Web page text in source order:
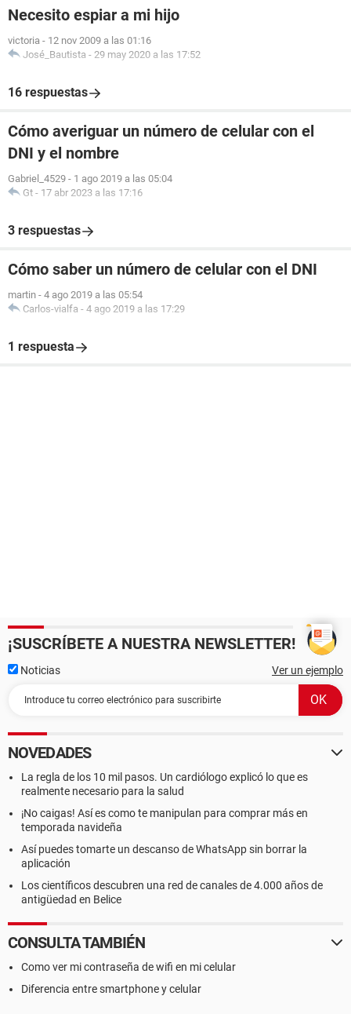
Necesito espiar a mi hijo
victoria - 12 nov 2009 a las 01:16
José_Bautista - 29 may 2020 a las 17:52
16 respuestas
Cómo averiguar un número de celular con el
DNI y el nombre
Gabriel_4529 - 1 ago 2019 a las 05:04
Gt - 17 abr 2023 a las 17:16
3 respuestas
Cómo saber un número de celular con el DNI
martin - 4 ago 2019 a las 05:54
Carlos-vialfa - 4 ago 2019 a las 17:29
1 respuesta
¡SUSCRÍBETE A NUESTRA NEWSLETTER!
Noticias Ver un ejemplo
NOVEDADES
La regla de los 10 mil pasos. Un cardiólogo explicó lo que es
realmente necesario para la salud
¡No caigas! Así es como te manipulan para comprar más en
temporada navideña
Así puedes tomarte un descanso de WhatsApp sin borrar la
aplicación
Los científicos descubren una red de canales de 4.000 años de
antigüedad en Belice
CONSULTA TAMBIÉN
Como ver mi contraseña de wifi en mi celular
Diferencia entre smartphone y celular